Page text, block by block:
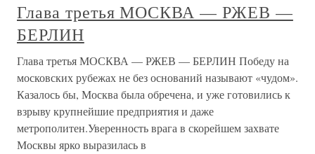
Глава третья МОСКВА — РЖЕВ —
БЕРЛИН
Глава третья МОСКВА — РЖЕВ — БЕРЛИН Победу на
московских рубежах не без оснований называют «чудом».
Казалось бы, Москва была обречена, и уже готовились к
взрыву крупнейшие предприятия и даже
метрополитен.Уверенность врага в скорейшем захвате
Москвы ярко выразилась в